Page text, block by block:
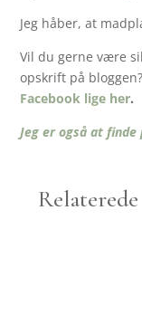
Jeg håber, at
Vil du gerne være
opskrift på
Facebook lige her.
Jeg er også at finde